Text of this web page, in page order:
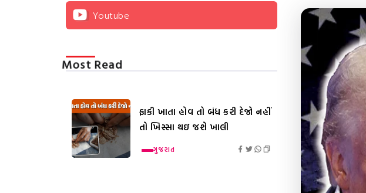
Youtube
Most Read
ફાકી ખાતા હોવ તો બંધ કરી દેજો નહીં
તો ખિસ્સા થઇ જશે ખાલી
ગુજરાત